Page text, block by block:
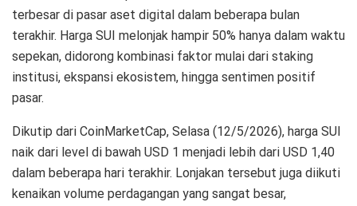
terbesar di pasar aset digital dalam beberapa bulan
terakhir. Harga SUI melonjak hampir 50% hanya dalam waktu
sepekan, didorong kombinasi faktor mulai dari staking
institusi, ekspansi ekosistem, hingga sentimen positif
pasar.
Dikutip dari CoinMarketCap, Selasa (12/5/2026), harga SUI
naik dari level di bawah USD 1 menjadi lebih dari USD 1,40
dalam beberapa hari terakhir. Lonjakan tersebut juga diikuti
kenaikan volume perdagangan yang sangat besar,